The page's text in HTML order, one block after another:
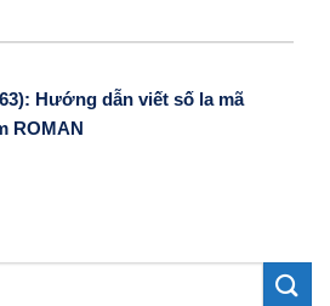
Hướng dẫn viết số la mã
ROMAN